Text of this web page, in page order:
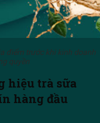
điểm trước khi kinh doanh
quyền
hiệu trà sữa
hàng đầu